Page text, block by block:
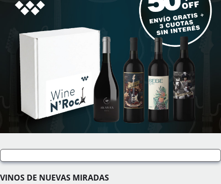
VINOS DE NUEVAS MIRADAS